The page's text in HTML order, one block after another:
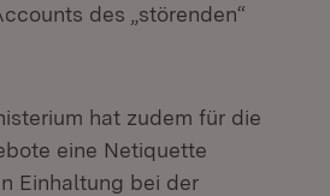
des „störenden“
hat zudem für die
eine Netiquette
Einhaltung bei der